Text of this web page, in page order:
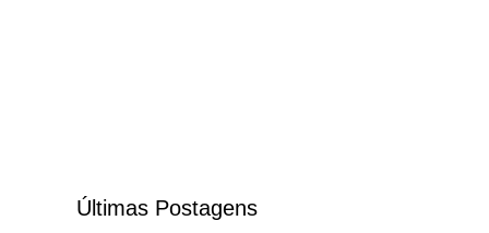
Últimas Postagens